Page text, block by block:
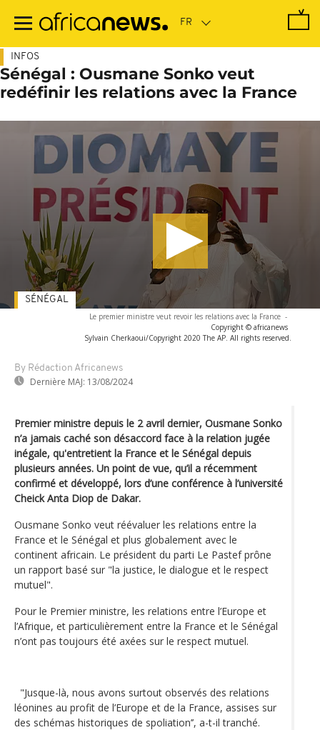
contenu
INFOS
Sénégal : Ousmane Sonko veut
redéfinir les relations avec la France
Le premier ministre veut revoir les relations avec la France -
Copyright © africanews
Sylvain Cherkaoui/Copyright 2020 The AP. All rights reserved.
By Rédaction Africanews
Dernière MAJ: 13/08/2024
SÉNÉGAL
Premier ministre depuis le 2 avril dernier, Ousmane Sonko
n’a jamais caché son désaccord face à la relation jugée
inégale, qu'entretient la France et le Sénégal depuis
plusieurs années. Un point de vue, qu’il a récemment
confirmé et développé, lors d’une conférence à l’université
Cheick Anta Diop de Dakar.
Ousmane Sonko veut réévaluer les relations entre la
France et le Sénégal et plus globalement avec le
continent africain. Le président du parti Le Pastef prône
un rapport basé sur "la justice, le dialogue et le respect
mutuel".
Pour le Premier ministre, les relations entre l’Europe et
l’Afrique, et particulièrement entre la France et le Sénégal
n’ont pas toujours été axées sur le respect mutuel.
"Jusque-là, nous avons surtout observés des relations
léonines au profit de l’Europe et de la France, assises sur
des schémas historiques de spoliation’’, a-t-il tranché.